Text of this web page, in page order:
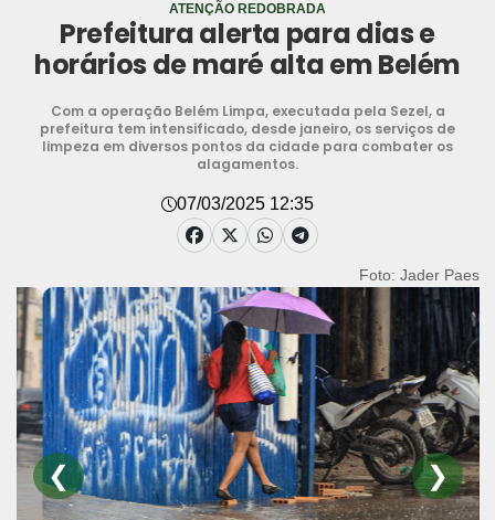
ATENÇÃO REDOBRADA
Prefeitura alerta para dias e
horários de maré alta em Belém
Com a operação Belém Limpa, executada pela Sezel, a
prefeitura tem intensificado, desde janeiro, os serviços de
limpeza em diversos pontos da cidade para combater os
alagamentos.
07/03/2025 12:35
Foto: Jader Paes
❮ ❯